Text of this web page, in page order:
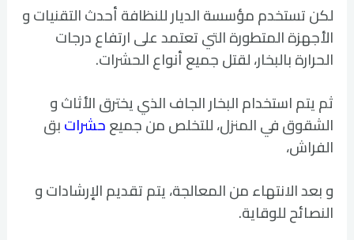
لكن تستخدم مؤسسة الديار للنظافة أحدث التقنيات و
الأجهزة المتطورة التي تعتمد على ارتفاع درجات
الحرارة بالبخار، لقتل جميع أنواع الحشرات.
ثم يتم استخدام البخار الجاف الذي يخترق الأثاث و
الشقوق في المنزل، للتخلص من جميعحشراتبق
الفراش،
و بعد الانتهاء من المعالجة، يتم تقديم الإرشادات و
النصائح للوقاية.